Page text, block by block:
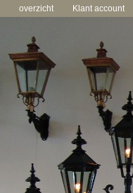
overzicht Klant account